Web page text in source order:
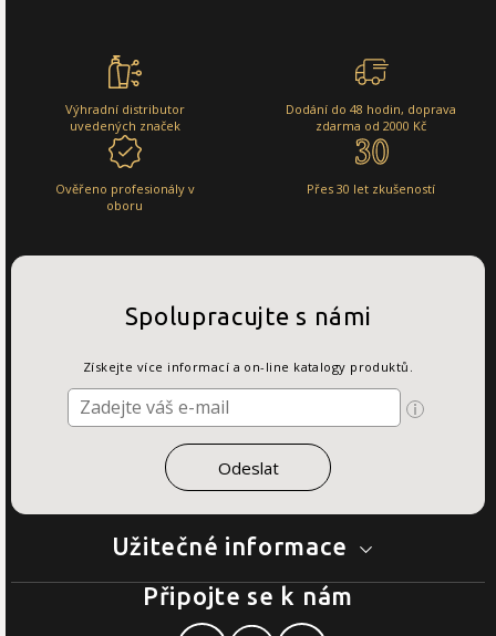
Výhradní distributor
uvedených značek
Dodání do 48 hodin, doprava
zdarma od 2000 Kč
Ověřeno profesionály v
oboru
Přes 30 let zkušeností
Užitečné informace
Spolupracujte s námi
Získejte více informací a on-line katalogy produktů.
Připojte se k nám